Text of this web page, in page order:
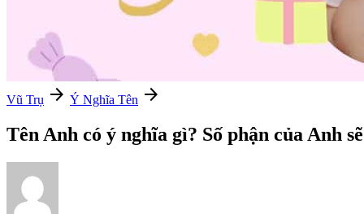
Vũ Trụ arrow_forward Ý Nghĩa Tên arrow_forward
Tên Anh có ý nghĩa gì? Số phận của Anh